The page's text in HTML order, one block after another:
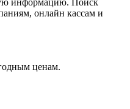
онлайн кассам и
ценам.